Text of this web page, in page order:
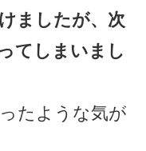
ましたが、次
てしまいまし
たような気が